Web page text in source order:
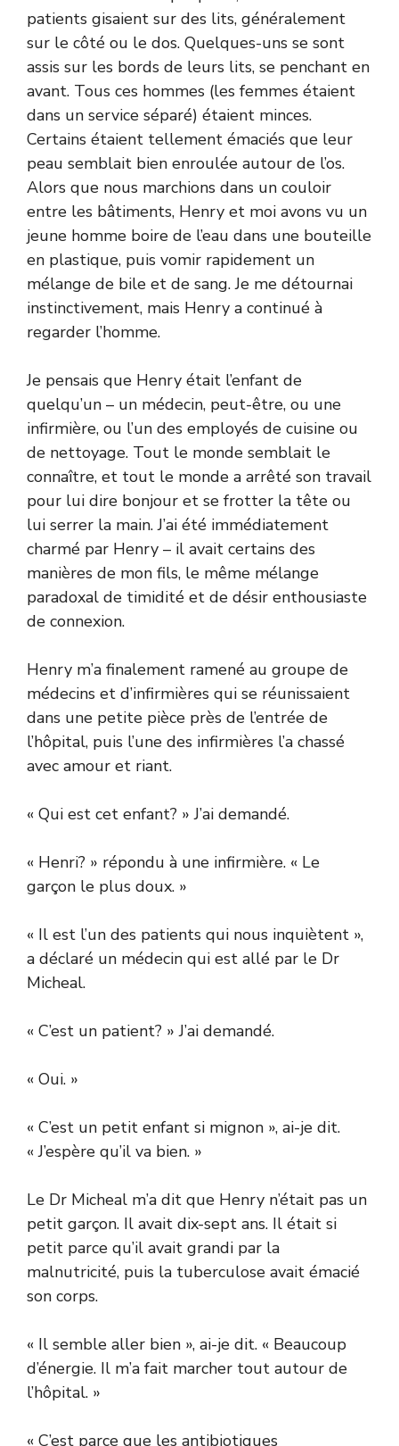
patients gisaient sur des lits, généralement
sur le côté ou le dos. Quelques-uns se sont
assis sur les bords de leurs lits, se penchant en
avant. Tous ces hommes (les femmes étaient
dans un service séparé) étaient minces.
Certains étaient tellement émaciés que leur
peau semblait bien enroulée autour de l’os.
Alors que nous marchions dans un couloir
entre les bâtiments, Henry et moi avons vu un
jeune homme boire de l’eau dans une bouteille
en plastique, puis vomir rapidement un
mélange de bile et de sang. Je me détournai
instinctivement, mais Henry a continué à
regarder l’homme.
Je pensais que Henry était l’enfant de
quelqu’un – un médecin, peut-être, ou une
infirmière, ou l’un des employés de cuisine ou
de nettoyage. Tout le monde semblait le
connaître, et tout le monde a arrêté son travail
pour lui dire bonjour et se frotter la tête ou
lui serrer la main. J’ai été immédiatement
charmé par Henry – il avait certains des
manières de mon fils, le même mélange
paradoxal de timidité et de désir enthousiaste
de connexion.
Henry m’a finalement ramené au groupe de
médecins et d’infirmières qui se réunissaient
dans une petite pièce près de l’entrée de
l’hôpital, puis l’une des infirmières l’a chassé
avec amour et riant.
« Qui est cet enfant? » J’ai demandé.
« Henri? » répondu à une infirmière. « Le
garçon le plus doux. »
« Il est l’un des patients qui nous inquiètent »,
a déclaré un médecin qui est allé par le Dr
Micheal.
« C’est un patient? » J’ai demandé.
« Oui. »
« C’est un petit enfant si mignon », ai-je dit.
« J’espère qu’il va bien. »
Le Dr Micheal m’a dit que Henry n’était pas un
petit garçon. Il avait dix-sept ans. Il était si
petit parce qu’il avait grandi par la
malnutricité, puis la tuberculose avait émacié
son corps.
« Il semble aller bien », ai-je dit. « Beaucoup
d’énergie. Il m’a fait marcher tout autour de
l’hôpital. »
« C’est parce que les antibiotiques